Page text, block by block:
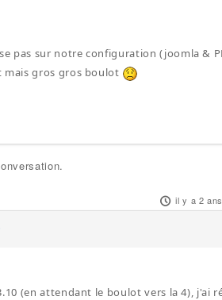
pas sur notre configuration (joomla &
mais gros gros boulot
il y a 2
(en attendant le boulot vers la 4), j'ai